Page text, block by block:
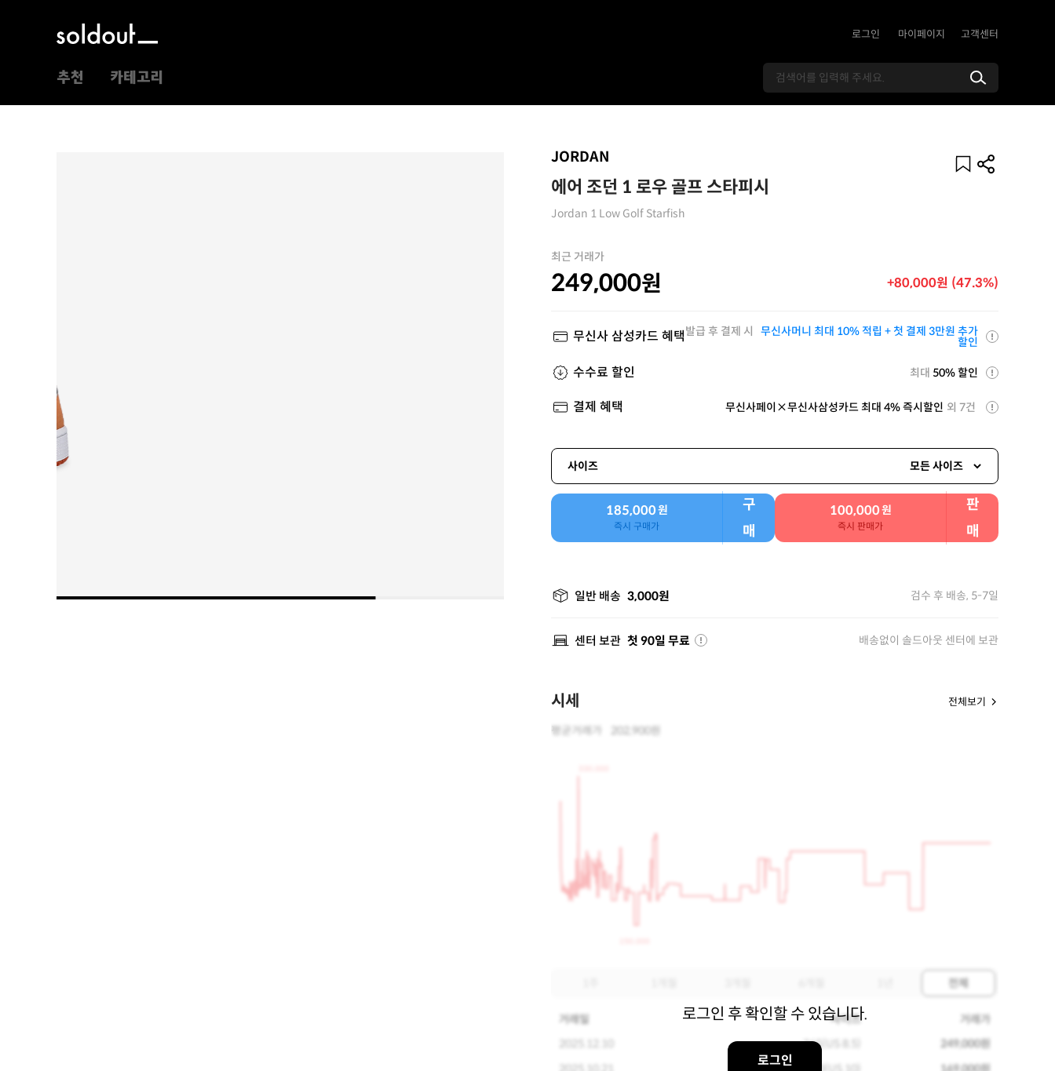
로그인 마이페이지 고객센터
추천 카테고리
JORDAN
에어 조던 1 로우 골프 스타피시
Jordan 1 Low Golf Starfish
최근 거래가
249,000원 +80,000원 (47.3%)
무신사 삼성카드 혜택발급 후 결제 시 무신사머니 최대 10% 적립 + 첫 결제 3만원 추가
할인
수수료 할인 최대 50% 할인
결제 혜택 무신사페이×무신사삼성카드 최대 4% 즉시할인 외 7건
사이즈 모든 사이즈
185,000원
즉시 구매가
구
매
100,000원
즉시 판매가
판
매
일반 배송 3,000원 검수 후 배송, 5-7일
센터 보관 첫 90일 무료 배송없이 솔드아웃 센터에 보관
시세 전체보기
로그인 후 확인할 수 있습니다.
로그인
평균거래가 202,900원
전체
거래일 사이즈
거래가
265(US 8.5)
249,000원